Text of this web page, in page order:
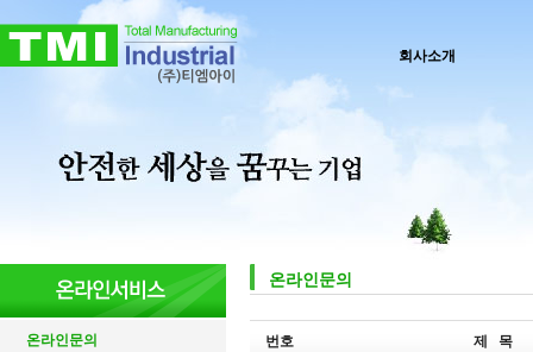
회사소개
온라인문의
온라인문의
번호 제 목